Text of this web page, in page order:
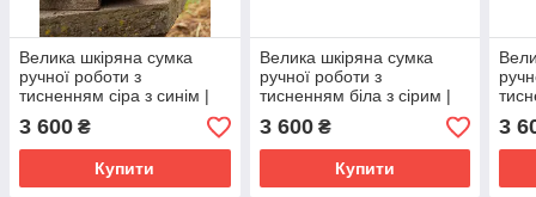
Велика шкіряна сумка
ручної роботи з
тисненням сіра з синім |
шкіряна етно сумка жіноча
3 600 ₴
Купити
Велика шкіряна сумка
ручної роботи з
тисненням біла з сірим |
шкіряна етно сумка жіноча
3 600₴
Купити
3